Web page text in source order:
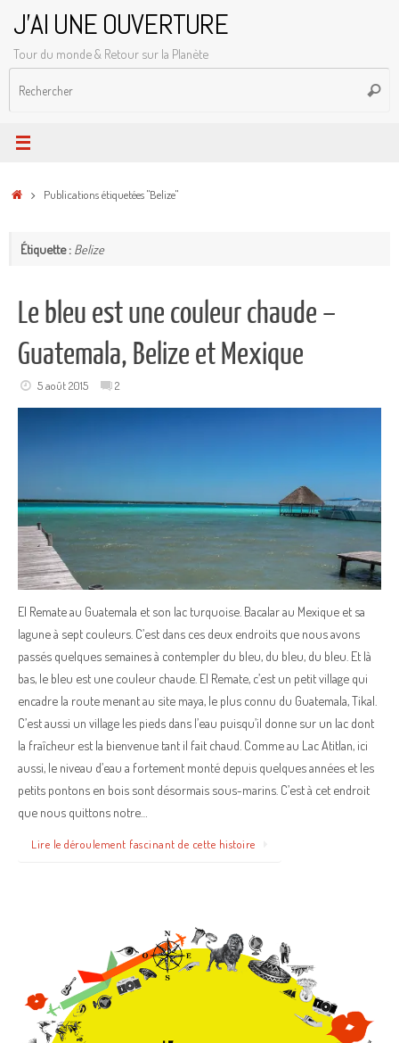
contenu
J'AI UNE OUVERTURE
Tour du monde & Retour sur la Planète
AccueilPublications étiquetées "Belize"
Étiquette : Belize
Le bleu est une couleur chaude –
Guatemala, Belize et Mexique
5 août 2015 2
El Remate au Guatemala et son lac turquoise. Bacalar au Mexique et sa
lagune à sept couleurs. C’est dans ces deux endroits que nous avons
passés quelques semaines à contempler du bleu, du bleu, du bleu. Et là
bas, le bleu est une couleur chaude. El Remate, c’est un petit village qui
encadre la route menant au site maya, le plus connu du Guatemala, Tikal.
C’est aussi un village les pieds dans l’eau puisqu’il donne sur un lac dont
la fraîcheur est la bienvenue tant il fait chaud. Comme au Lac Atitlan, ici
aussi, le niveau d’eau a fortement monté depuis quelques années et les
petits pontons en bois sont désormais sous-marins. C’est à cet endroit
que nous quittons notre…
Lire le déroulement fascinant de cette histoire